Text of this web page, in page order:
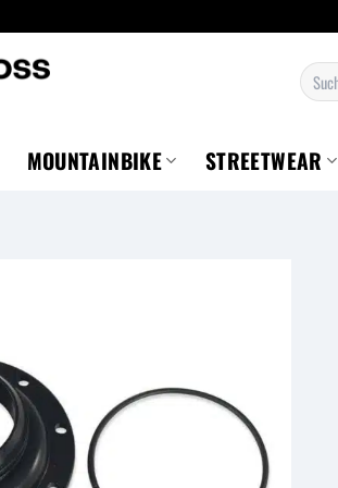
Suchen
nach:
MOUNTAINBIKE STREETWEAR